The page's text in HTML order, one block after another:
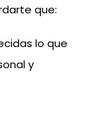
que:
lo que
y